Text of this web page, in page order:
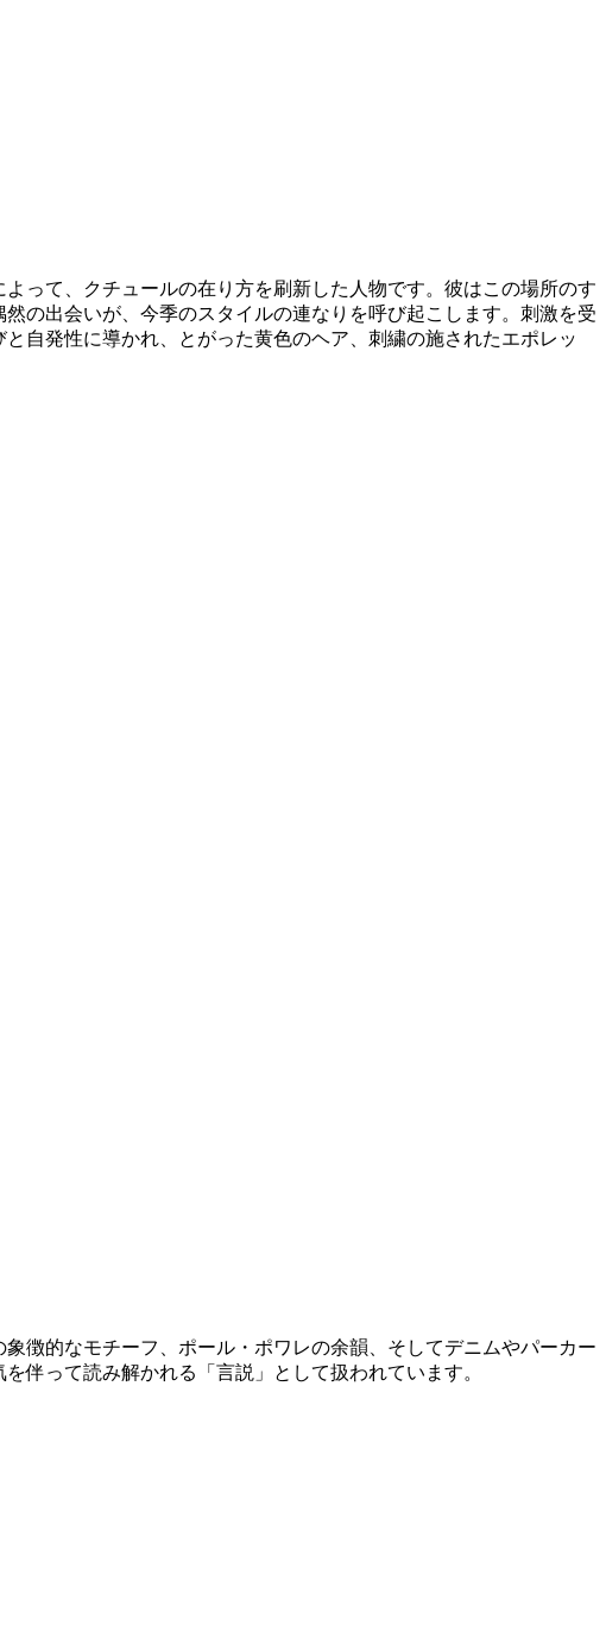
って、クチュールの在り方を刷新した人物です。彼はこの場所のす
の出会いが、今季のスタイルの連なりを呼び起こします。刺激を受
自発性に導かれ、とがった黄色のヘア、刺繍の施されたエポレッ
徴的なモチーフ、ポール・ポワレの余韻、そしてデニムやパーカー
伴って読み解かれる「言説」として扱われています。